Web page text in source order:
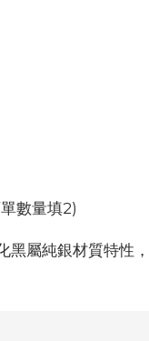
數量填2)
黑屬純銀材質特性